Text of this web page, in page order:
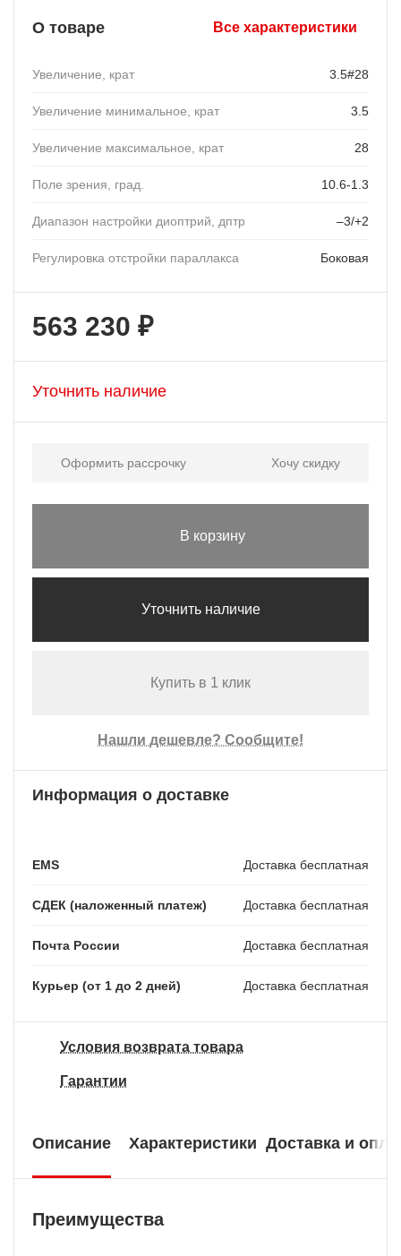
О товаре Все характеристики
Увеличение, крат 3.5#28
Увеличение минимальное, крат 3.5
Увеличение максимальное, крат 28
Поле зрения, град. 10.6-1.3
Диапазон настройки диоптрий, дптр –3/+2
Регулировка отстройки параллакса Боковая
563 230 ₽
Уточнить наличие
Оформить рассрочку Хочу скидку
В корзину
Уточнить наличие
Купить в 1 клик
Нашли дешевле? Сообщите!
Информация о доставке
EMS Доставка бесплатная
СДЕК (наложенный платеж) Доставка бесплатная
Почта России Доставка бесплатная
Курьер (от 1 до 2 дней) Доставка бесплатная
Условия возврата товара
Гарантии
Описание Характеристики Доставка и
Преимущества